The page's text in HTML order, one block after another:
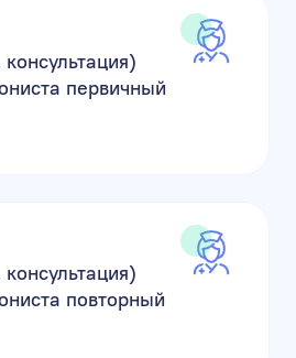
первичный
повторный